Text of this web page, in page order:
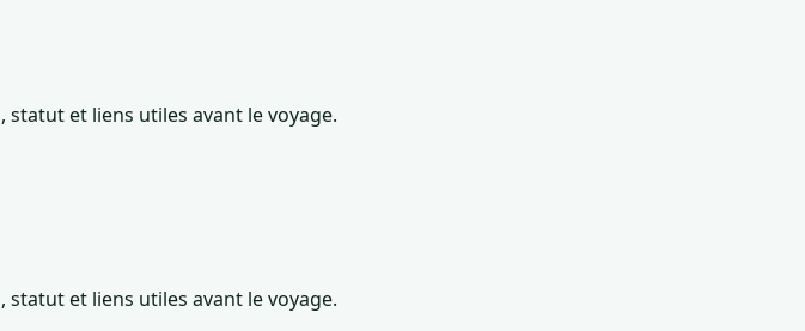
et liens utiles avant le voyage.
et liens utiles avant le voyage.